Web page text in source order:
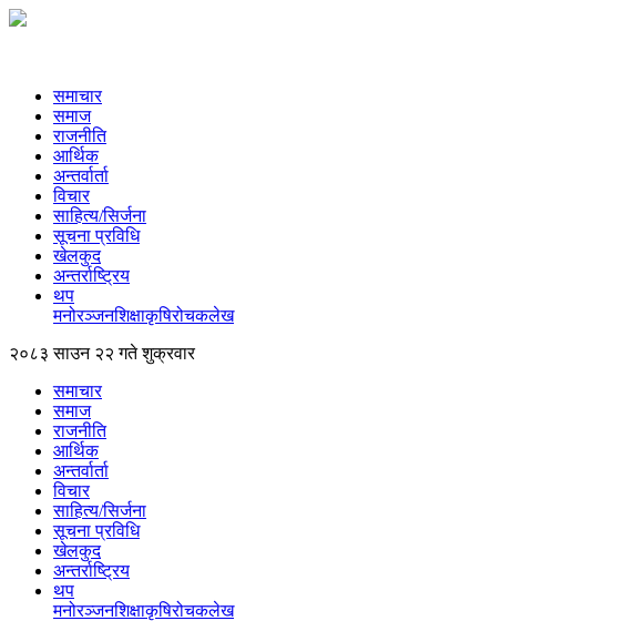
समाचार
समाज
राजनीति
आर्थिक
अन्तर्वार्ता
विचार
साहित्य/सिर्जना
सूचना प्रविधि
खेलकुद
अन्तर्राष्ट्रिय
थप
मनोरञ्‍जनशिक्षाकृषिरोचकलेख
२०८३ साउन २२ गते शुक्रवार
समाचार
समाज
राजनीति
आर्थिक
अन्तर्वार्ता
विचार
साहित्य/सिर्जना
सूचना प्रविधि
खेलकुद
अन्तर्राष्ट्रिय
थप
मनोरञ्‍जनशिक्षाकृषिरोचकलेख